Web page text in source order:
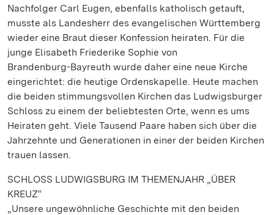
Nachfolger Carl Eugen, ebenfalls katholisch getauft,
musste als Landesherr des evangelischen Württemberg
wieder eine Braut dieser Konfession heiraten. Für die
junge Elisabeth Friederike Sophie von
Brandenburg-Bayreuth wurde daher eine neue Kirche
eingerichtet: die heutige Ordenskapelle. Heute machen
die beiden stimmungsvollen Kirchen das Ludwigsburger
Schloss zu einem der beliebtesten Orte, wenn es ums
Heiraten geht. Viele Tausend Paare haben sich über die
Jahrzehnte und Generationen in einer der beiden Kirchen
trauen lassen.
SCHLOSS LUDWIGSBURG IM THEMENJAHR „ÜBER
KREUZ“
„Unsere ungewöhnliche Geschichte mit den beiden